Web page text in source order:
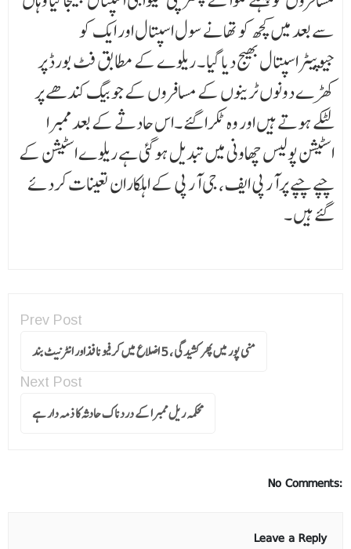
سے بعد میں کچھ کو تھانے سول اسپتال اور ایک کو
جیوپیٹراسپتال بھیج دیا گیا ۔ ریلوے کے مطابق فٹ بورڈ پر
کھڑے دونوں ٹرینوں کے مسافروں کے جو بیگ کندھے پر
لٹکے ہوتے ہیں اور وہ ٹکرا گئے ۔اس حادثے کے بعد ممبرا
اسٹیشن پولیس چھاونی میں تبدیل ہوگئی ہے ریلوے اسٹیشن کے
چپے چپے پرآر پی ایف ، جی آر پی کے اہلکاران تعینات کردئے
گئے ہیں ۔
Prev Post
منی پور میں پھر کشیدگی ، 5 اضلاع میں کرفیو نافذاور انٹرنیٹ بند
Next Post
محکمہ ریل ممبرا کے دردناک حادثہ کا ذمہ دار ہے
No Comments:
Leave a Reply